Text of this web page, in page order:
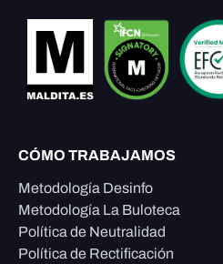
CÓMO TRABAJAMOS
Metodología Desinfo
Metodología La Buloteca
Política de Neutralidad
Política de Rectificación